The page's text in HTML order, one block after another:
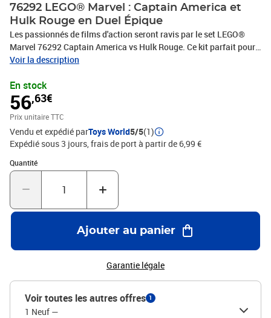
76292 LEGO® Marvel : Captain America et
Hulk Rouge en Duel Épique
Les passionnés de films d'action seront ravis par le set LEGO®
Marvel 76292 Captain America vs Hulk Rouge. Ce kit parfait pour
les enfants dès 7 ans intègre des éléments emblématiques des
Rouge, et Faucon, les jeunes aventuriers peuvent recréer des
batailles épiques. Le jet de chasse à construire, avec un cockpit
ouvrant et des fusils à tenons, offre une expérience de jeu
interactive. L'application LEGO Builder facilite la construction
avec des fonctionnalités de zoom et de rotation en 3D.
Voir la description
En stock
56,63€
Prix unitaire TTC
Vendu et expédié parToys World5/5(1)
Expédié sous 3 jours, frais de port à partir de 6,99 €
Quantité
Quantité : 1
Ajouter au panier
Garantie légale
Voir toutes les autres offres 1
1 Neuf —